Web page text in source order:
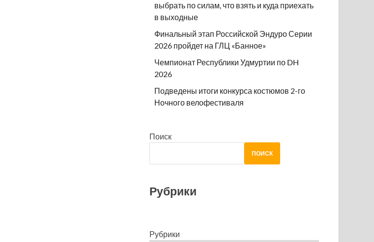
выбрать по силам, что взять и куда приехать
в выходные
Финальный этап Российской Эндуро Серии
2026 пройдет на ГЛЦ «Банное»
Чемпионат Республики Удмуртии по DH
2026
Подведены итоги конкурса костюмов 2-го
Ночного велофестиваля
Поиск
ПОИСК
Рубрики
Рубрики